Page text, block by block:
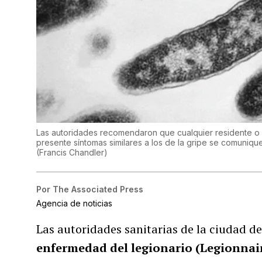
Las autoridades recomendaron que cualquier residente
presente síntomas similares a los de la gripe se
(Francis Chandler)
Por The Associated Press
Agencia de noticias
Las autoridades sanitarias de la ciudad
enfermedad del legionario